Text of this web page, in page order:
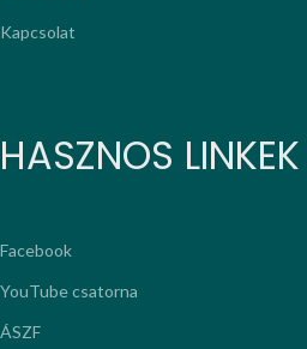
Kapcsolat
HASZNOS LINKEK
Facebook
YouTube csatorna
ÁSZF